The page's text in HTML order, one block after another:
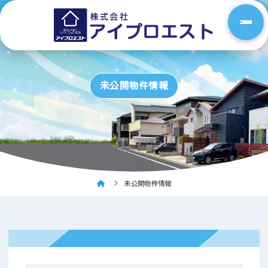
未公開物件情報
未公開物件情報